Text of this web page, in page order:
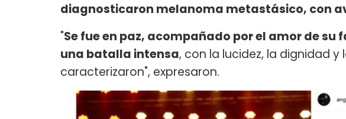
diagnosticaron melanoma metastásico, con
"Se fue en paz, acompañado por el amor de
una batalla intensa, con la lucidez, la dignidad
caracterizaron", expresaron.